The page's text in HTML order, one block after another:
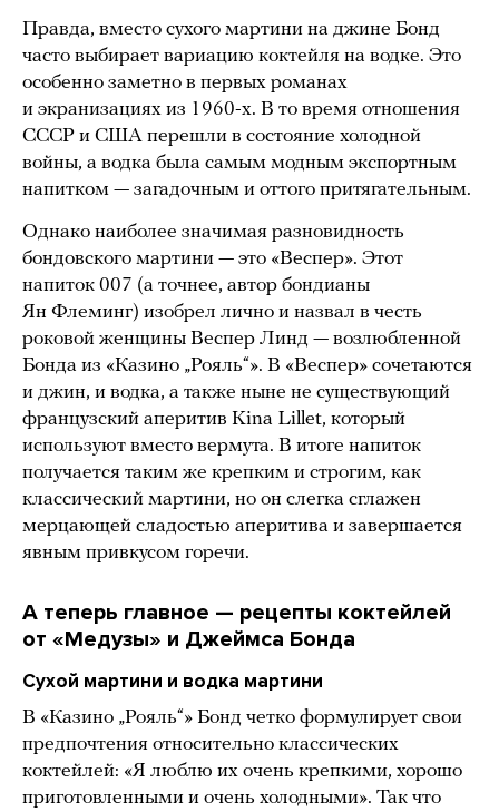
Правда, вместо сухого мартини на джине Бонд
часто выбирает вариацию коктейля на водке. Это
особенно заметно в первых романах
и экранизациях из 1960-х. В то время отношения
СССР и США перешли в состояние холодной
войны, а водка была самым модным экспортным
напитком — загадочным и оттого притягательным.
Однако наиболее значимая разновидность
бондовского мартини — это «Веспер». Этот
напиток 007 (а точнее, автор бондианы
Ян Флеминг) изобрел лично и назвал в честь
роковой женщины Веспер Линд — возлюбленной
Бонда из «Казино „Рояль“». В «Веспер» сочетаются
и джин, и водка, а также ныне не существующий
французский аперитив Kina Lillet, который
используют вместо вермута. В итоге напиток
получается таким же крепким и строгим, как
классический мартини, но он слегка сглажен
мерцающей сладостью аперитива и завершается
явным привкусом горечи.
А теперь главное — рецепты коктейлей
от «Медузы» и Джеймса Бонда
Сухой мартини и водка мартини
В «Казино „Рояль“» Бонд четко формулирует свои
предпочтения относительно классических
коктейлей: «Я люблю их очень крепкими, хорошо
приготовленными и очень холодными». Так что